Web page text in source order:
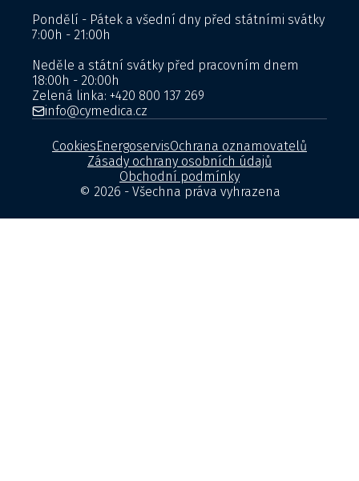
Pondělí - Pátek a všední dny před státními svátky
7:00h - 21:00h
Neděle a státní svátky před pracovním dnem
18:00h - 20:00h
Zelená linka: +420 800 137 269
info@cymedica.cz
© 2026 - Všechna práva vyhrazena
CookiesEnergoservisOchrana oznamovatelů
Zásady ochrany osobních údajů
Obchodní podmínky